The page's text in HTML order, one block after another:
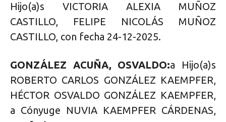
Hijo(a)s VICTORIA ALEXIA MUÑOZ
CASTILLO, FELIPE NICOLÁS MUÑOZ
CASTILLO, con fecha 24-12-2025.
GONZÁLEZ ACUÑA, OSVALDO:a Hijo(a)s
ROBERTO CARLOS GONZÁLEZ KAEMPFER,
HÉCTOR OSVALDO GONZÁLEZ KAEMPFER,
a Cónyuge NUVIA KAEMPFER CÁRDENAS,